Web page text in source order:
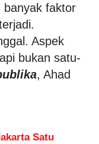
banyak faktor
Aspek
bukan satu-
, Ahad
Satu